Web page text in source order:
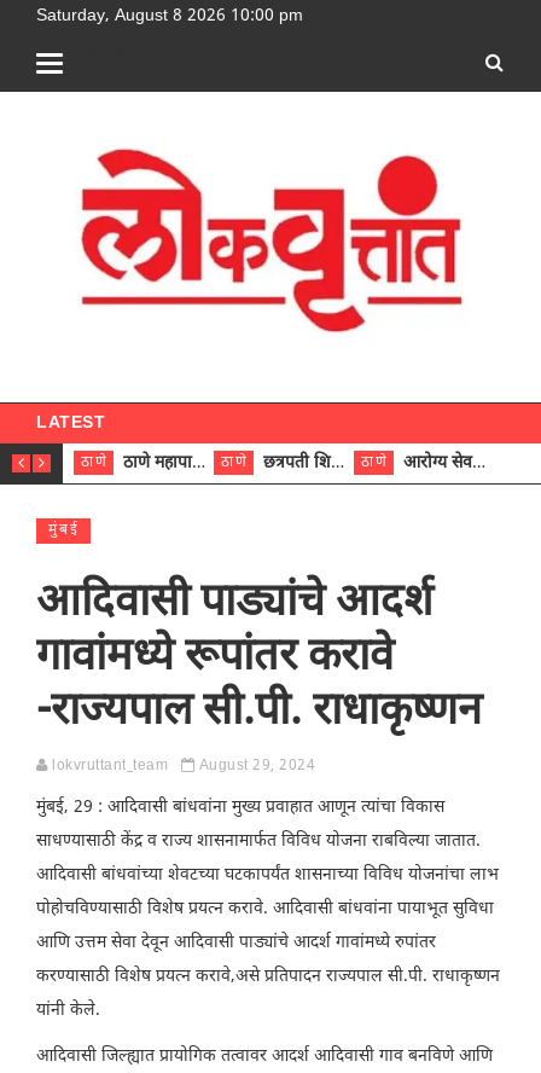
Saturday, August 8 2026 10:00 pm
LATEST
ठाणे ठाणे महापालिकेच्या नऊ प्रभाग समित्यांवर अध्यक्ष विराजमान ठाणे छत्रपती शिवाजी महाराज रुग्णालयात दुर्मिळ ट्युमरची यशस्वी शस्त्रक्रिया ठाणे आरोग्य सेवक (पुरुष) पदावरून ११ कर्मचाऱ्यांना आरोग्य सहाय्यक (पुरुष) पदावर पदोन्नती; मुख्य कार्यकारी अधिकारी रणजित यादव यांच्या हस्ते आदेश वितरण
मुंबई
आदिवासी पाड्यांचे आदर्श
गावांमध्ये रूपांतर करावे
-राज्यपाल सी.पी. राधाकृष्णन
lokvruttant_team August 29, 2024
मुंबई, 29 : आदिवासी बांधवांना मुख्य प्रवाहात आणून त्यांचा विकास
साधण्यासाठी केंद्र व राज्य शासनामार्फत विविध योजना राबविल्या जातात.
आदिवासी बांधवांच्या शेवटच्या घटकापर्यंत शासनाच्या विविध योजनांचा लाभ
पोहोचविण्यासाठी विशेष प्रयत्न करावे. आदिवासी बांधवांना पायाभूत सुविधा
आणि उत्तम सेवा देवून आदिवासी पाड्यांचे आदर्श गावांमध्ये रुपांतर
करण्यासाठी विशेष प्रयत्न करावे,असे प्रतिपादन राज्यपाल सी.पी. राधाकृष्णन
यांनी केले.
आदिवासी जिल्ह्यात प्रायोगिक तत्वावर आदर्श आदिवासी गाव बनविणे आणि